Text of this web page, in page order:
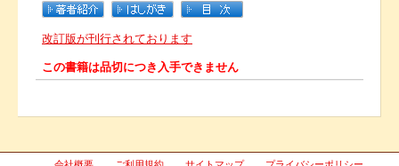
改訂版が刊行されております
この書籍は品切につき入手できません